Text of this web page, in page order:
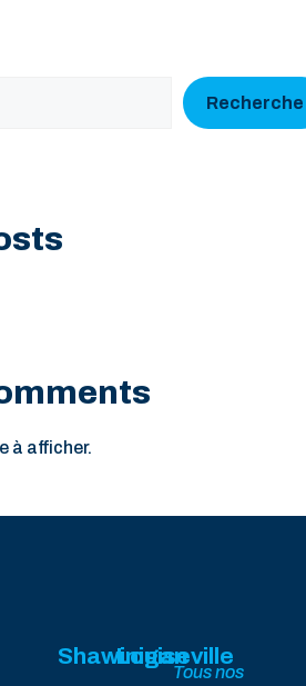
Recherche
à afficher.
Shawinigan
Louiseville
Tous nos